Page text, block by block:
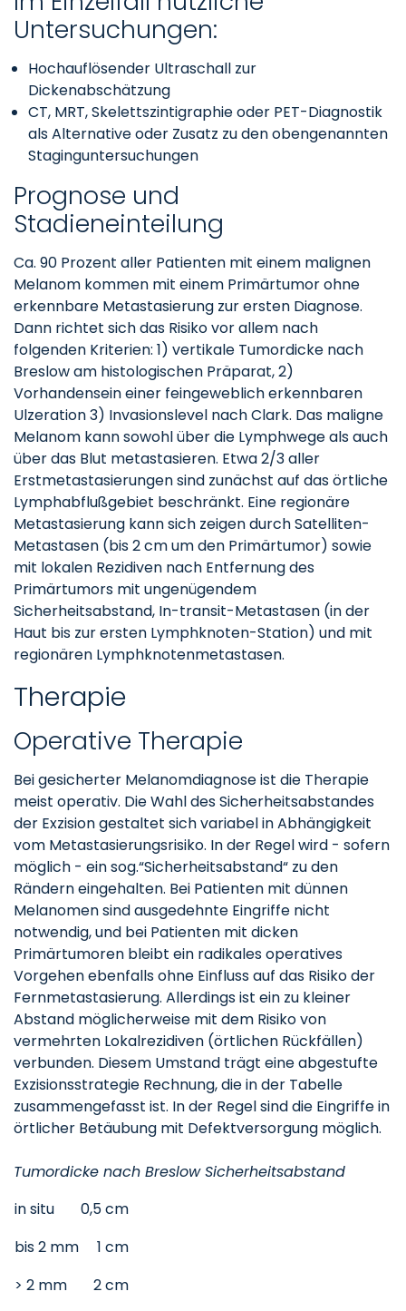
Untersuchungen:
Hochauflösender Ultraschall zur
Dickenabschätzung
CT, MRT, Skelettszintigraphie oder PET-Diagnostik
als Alternative oder Zusatz zu den obengenannten
Staginguntersuchungen
Prognose und
Stadieneinteilung
Ca. 90 Prozent aller Patienten mit einem malignen
Melanom kommen mit einem Primärtumor ohne
erkennbare Metastasierung zur ersten Diagnose.
Dann richtet sich das Risiko vor allem nach
folgenden Kriterien: 1) vertikale Tumordicke nach
Breslow am histologischen Präparat, 2)
Vorhandensein einer feingeweblich erkennbaren
Ulzeration 3) Invasionslevel nach Clark. Das maligne
Melanom kann sowohl über die Lymphwege als auch
über das Blut metastasieren. Etwa 2/3 aller
Erstmetastasierungen sind zunächst auf das örtliche
Lymphabflußgebiet beschränkt. Eine regionäre
Metastasierung kann sich zeigen durch Satelliten-
Metastasen (bis 2 cm um den Primärtumor) sowie
mit lokalen Rezidiven nach Entfernung des
Primärtumors mit ungenügendem
Sicherheitsabstand, In-transit-Metastasen (in der
Haut bis zur ersten Lymphknoten-Station) und mit
regionären Lymphknotenmetastasen.
Therapie
Operative Therapie
Bei gesicherter Melanomdiagnose ist die Therapie
meist operativ. Die Wahl des Sicherheitsabstandes
der Exzision gestaltet sich variabel in Abhängigkeit
vom Metastasierungsrisiko. In der Regel wird - sofern
möglich - ein sog.“Sicherheitsabstand“ zu den
Rändern eingehalten. Bei Patienten mit dünnen
Melanomen sind ausgedehnte Eingriffe nicht
notwendig, und bei Patienten mit dicken
Primärtumoren bleibt ein radikales operatives
Vorgehen ebenfalls ohne Einfluss auf das Risiko der
Fernmetastasierung. Allerdings ist ein zu kleiner
Abstand möglicherweise mit dem Risiko von
vermehrten Lokalrezidiven (örtlichen Rückfällen)
verbunden. Diesem Umstand trägt eine abgestufte
Exzisionsstrategie Rechnung, die in der Tabelle
zusammengefasst ist. In der Regel sind die Eingriffe in
örtlicher Betäubung mit Defektversorgung möglich.
Tumordicke nach Breslow Sicherheitsabstand
in situ
0,5 cm
bis 2 mm
1 cm
> 2 mm
2 cm